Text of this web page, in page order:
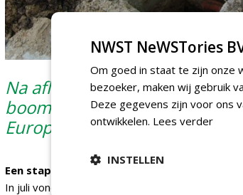
Na afloop ontvangt de
boomtechnisch adviseur en
Europese examen ETT
Een stap verder
In juli vond er een informatieavond plaats
NWST NeWSTories
Om goed in staat te zijn onze
bezoeker, maken wij gebruik
Deze gegevens zijn voor ons
ontwikkelen. Lees verder
INSTELLEN